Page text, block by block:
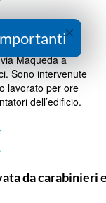
palazzo
Maqueda a
Sono intervenute
lavorato per ore
dell’edificio.
da carabinieri
×